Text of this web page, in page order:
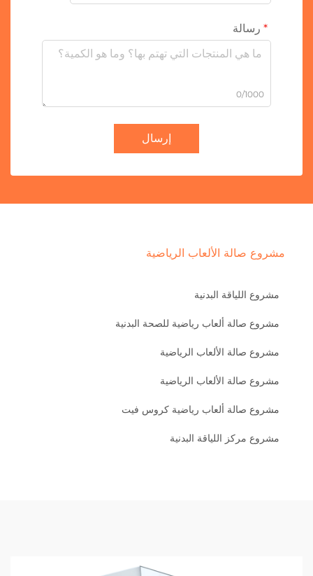
رسالة
0/1000
إرسال
مشروع صالة الألعاب الرياضية
مشروع اللياقة البدنية
مشروع صالة ألعاب رياضية للصحة البدنية
مشروع صالة الألعاب الرياضية
مشروع صالة الألعاب الرياضية
مشروع صالة ألعاب رياضية كروس فيت
مشروع مركز اللياقة البدنية